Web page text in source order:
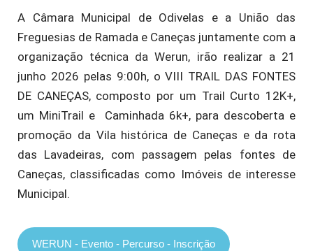
A Câmara Municipal de Odivelas e a União das
Freguesias de Ramada e Caneças juntamente com a
organização técnica da Werun, irão realizar a 21
junho 2026 pelas 9:00h, o VIII TRAIL DAS FONTES
DE CANEÇAS, composto por um Trail Curto 12K+,
um MiniTrail e Caminhada 6k+, para descoberta e
promoção da Vila histórica de Caneças e da rota
das Lavadeiras, com passagem pelas fontes de
Caneças, classificadas como Imóveis de interesse
Municipal.
WERUN - Evento - Percurso - Inscrição